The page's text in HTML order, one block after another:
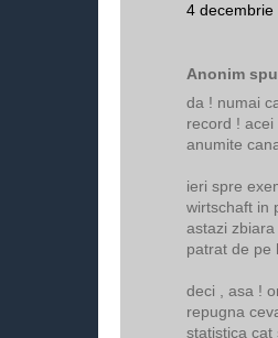
4
Anonim
da ! numai
record !
anumite
ieri spre
wirtschaft in
astazi
patrat de pe
deci , asa !
repugna
statistica cat